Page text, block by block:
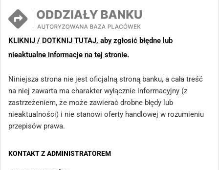
KLIKNIJ / DOTKNIJ TUTAJ, aby zgłosić błędne lub
nieaktualne informacje na tej stronie.
Niniejsza strona nie jest oficjalną stroną banku, a cała treść
na niej zawarta ma charakter wyłącznie informacyjny (z
zastrzeżeniem, że może zawierać drobne błędy lub
nieaktualności) i nie stanowi oferty handlowej w rozumieniu
przepisów prawa.
KONTAKT Z ADMINISTRATOREM